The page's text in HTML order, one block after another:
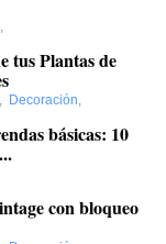
,
tus Plantas de
, Decoración,
básicas: 10
con bloqueo